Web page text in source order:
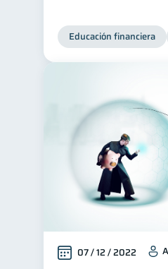
Educación financiera
07 / 12 / 2022